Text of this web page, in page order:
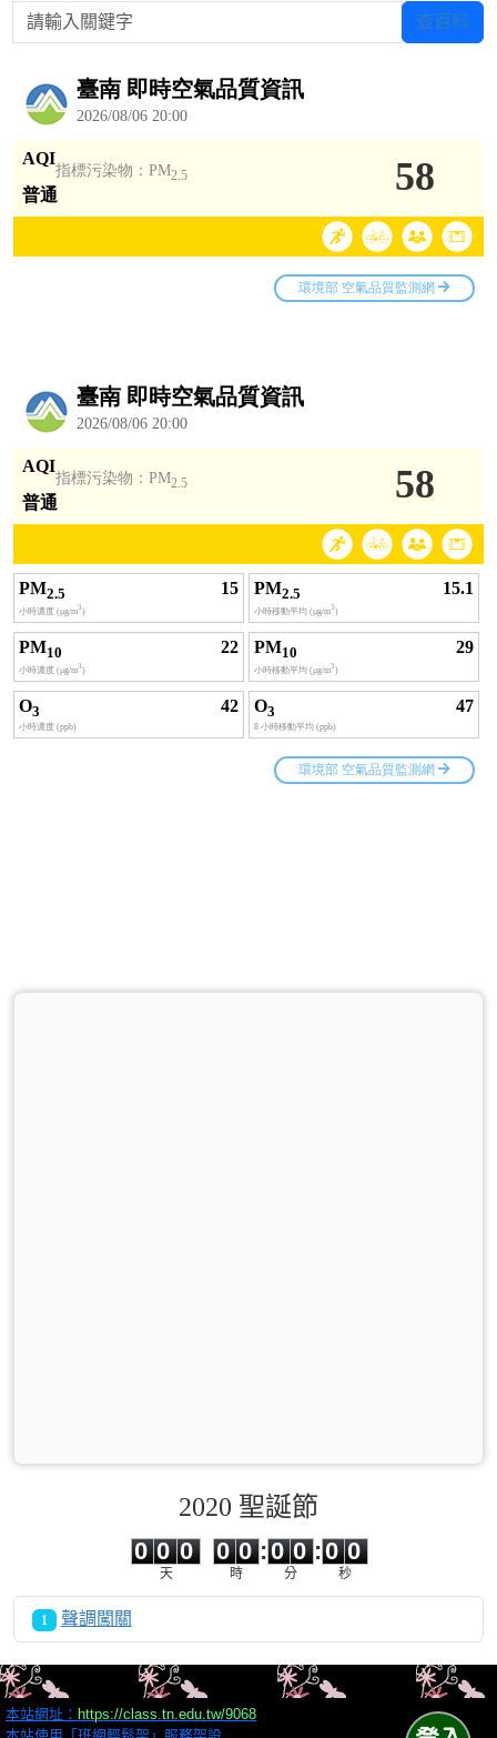
請輸入關鍵字 查百科
2020 聖誕節
0 0
0
0
天
0
0
0
0
時
:
0
0
0
0
分
:0 0
秒
1 聲調闖關
本站網址： https://class.tn.edu.tw/9068